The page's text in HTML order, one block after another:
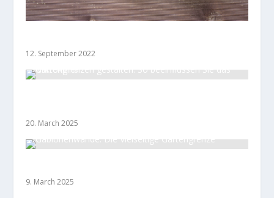
12. September 2022
20. March 2025
9. March 2025